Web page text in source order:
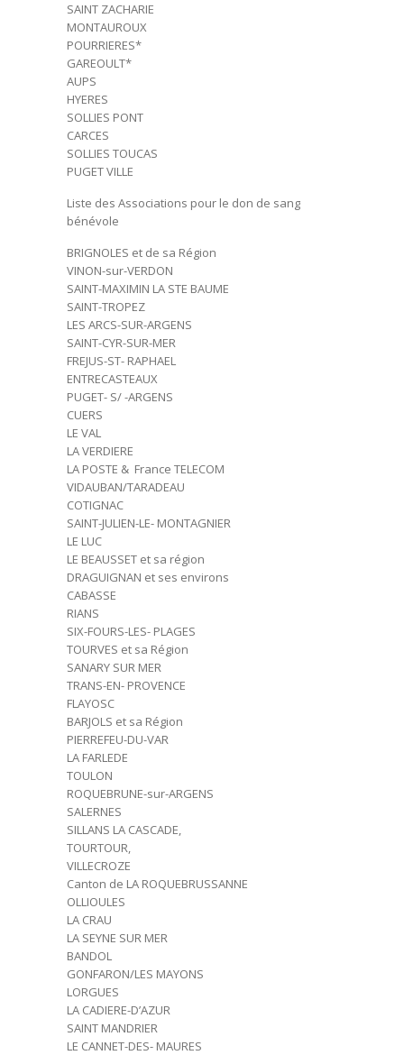
SAINT ZACHARIE
MONTAUROUX
POURRIERES*
GAREOULT*
AUPS
HYERES
SOLLIES PONT
CARCES
SOLLIES TOUCAS
PUGET VILLE
Liste des Associations pour le don de sang
bénévole
BRIGNOLES et de sa Région
VINON-sur-VERDON
SAINT-MAXIMIN LA STE BAUME
SAINT-TROPEZ
LES ARCS-SUR-ARGENS
SAINT-CYR-SUR-MER
FREJUS-ST- RAPHAEL
ENTRECASTEAUX
PUGET- S/ -ARGENS
CUERS
LE VAL
LA VERDIERE
LA POSTE & France TELECOM
VIDAUBAN/TARADEAU
COTIGNAC
SAINT-JULIEN-LE- MONTAGNIER
LE LUC
LE BEAUSSET et sa région
DRAGUIGNAN et ses environs
CABASSE
RIANS
SIX-FOURS-LES- PLAGES
TOURVES et sa Région
SANARY SUR MER
TRANS-EN- PROVENCE
FLAYOSC
BARJOLS et sa Région
PIERREFEU-DU-VAR
LA FARLEDE
TOULON
ROQUEBRUNE-sur-ARGENS
SALERNES
SILLANS LA CASCADE,
TOURTOUR,
VILLECROZE
Canton de LA ROQUEBRUSSANNE
OLLIOULES
LA CRAU
LA SEYNE SUR MER
BANDOL
GONFARON/LES MAYONS
LORGUES
LA CADIERE-D’AZUR
SAINT MANDRIER
LE CANNET-DES- MAURES